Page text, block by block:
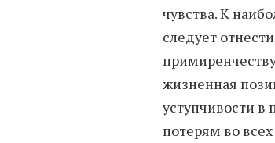
чувства. К
следует
жизненная
уступчивости в
потерям во